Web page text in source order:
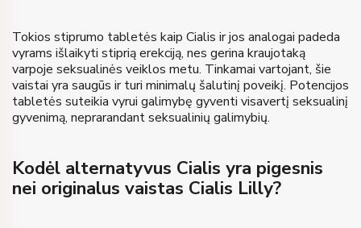
Tokios stiprumo tabletės kaip Cialis ir jos analogai padeda
vyrams išlaikyti stiprią erekciją, nes gerina kraujotaką
varpoje seksualinės veiklos metu. Tinkamai vartojant, šie
vaistai yra saugūs ir turi minimalų šalutinį poveikį. Potencijos
tabletės suteikia vyrui galimybę gyventi visavertį seksualinį
gyvenimą, neprarandant seksualinių galimybių.
Kodėl alternatyvus Cialis yra pigesnis
nei originalus vaistas Cialis Lilly?